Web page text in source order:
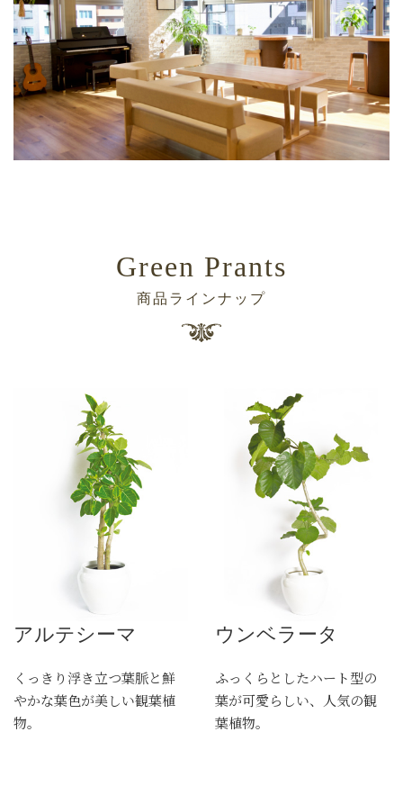
Green Prants
商品ラインナップ
アルテシーマ
くっきり浮き立つ葉脈と鮮
やかな葉色が美しい観葉植
物。
ウンベラータ
ふっくらとしたハート型の
葉が可愛らしい、人気の観
葉植物。